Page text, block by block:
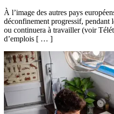
À l’image des autres pays
déconfinement progressif, pendant
ou continuera à travailler (voir
d’emplois [ … ]